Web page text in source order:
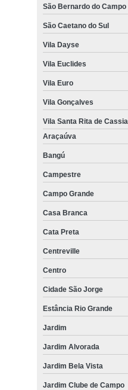
São Bernardo do Campo
São Caetano do Sul
Vila Dayse
Vila Euclides
Vila Euro
Vila Gonçalves
Vila Santa Rita de Cassia
Araçaúva
Bangú
Campestre
Campo Grande
Casa Branca
Cata Preta
Centreville
Centro
Cidade São Jorge
Estância Rio Grande
Jardim
Jardim Alvorada
Jardim Bela Vista
Jardim Clube de Campo